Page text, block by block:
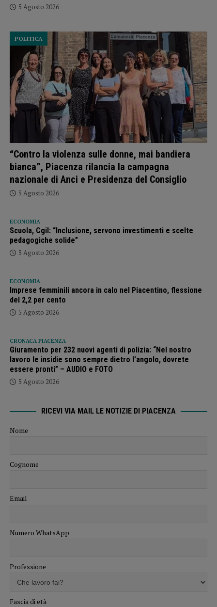
5 Agosto 2026
“Contro la violenza sulle donne, mai bandiera
bianca”, Piacenza rilancia la campagna
nazionale di Anci e Presidenza del Consiglio
POLITICA
5 Agosto 2026
ECONOMIA
Scuola, Cgil: “Inclusione, servono investimenti e scelte
pedagogiche solide”
5 Agosto 2026
ECONOMIA
Imprese femminili ancora in calo nel Piacentino, flessione
del 2,2 per cento
5 Agosto 2026
CRONACA PIACENZA
Giuramento per 232 nuovi agenti di polizia: “Nel nostro
lavoro le insidie sono sempre dietro l’angolo, dovrete
essere pronti” – AUDIO e FOTO
5 Agosto 2026
RICEVI VIA MAIL LE NOTIZIE DI PIACENZA
Nome
Cognome
Email
Numero WhatsApp
Professione
Fascia di età